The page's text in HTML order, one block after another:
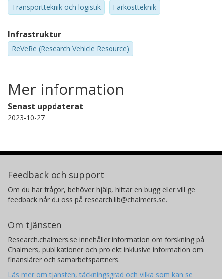
Transportteknik och logistik Farkostteknik
Infrastruktur
ReVeRe (Research Vehicle Resource)
Mer information
Senast uppdaterat
2023-10-27
Feedback och support
Om du har frågor, behöver hjälp, hittar en bugg eller vill ge
feedback når du oss på research.lib@chalmers.se.
Om tjänsten
Research.chalmers.se innehåller information om forskning på
Chalmers, publikationer och projekt inklusive information om
finansiärer och samarbetspartners.
Läs mer om tjänsten, täckningsgrad och vilka som kan se